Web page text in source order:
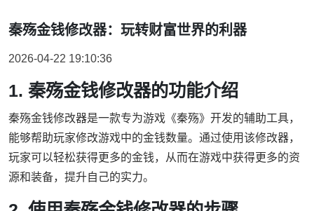
秦殇金钱修改器：玩转财富世界的利器
2026-04-22 19:10:36
1. 秦殇金钱修改器的功能介绍
秦殇金钱修改器是一款专为游戏《秦殇》开发的辅助工具，
能够帮助玩家修改游戏中的金钱数量。通过使用该修改器，
玩家可以轻松获得更多的金钱，从而在游戏中获得更多的资
源和装备，提升自己的实力。